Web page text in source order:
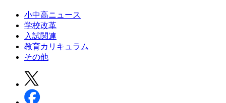
小中高ニュース
学校改革
入試関連
教育カリキュラム
その他